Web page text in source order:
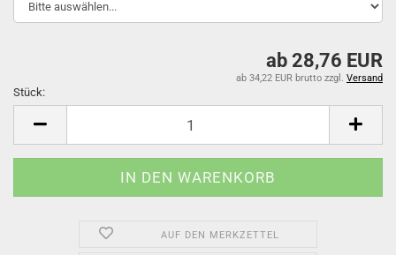
ab 28,76 EUR
ab 34,22 EUR brutto zzgl. Versand
Stück:
AUF DEN MERKZETTEL